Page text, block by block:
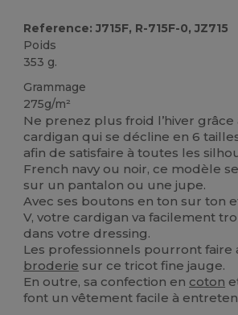
Reference: J715F, R-715F-0, JZ715
Poids
353 g.
Grammage
275g/m²
Ne prenez plus froid l’hiver
cardigan qui se décline en 6
afin de satisfaire à toutes les
French navy ou noir, ce modèle
sur un pantalon ou une jupe.
Avec ses boutons en ton sur ton
V, votre cardigan va facilement
dans votre dressing.
Les professionnels pourront faire
broderie sur ce tricot fine jauge.
En outre, sa confection en coton
font un vêtement facile à